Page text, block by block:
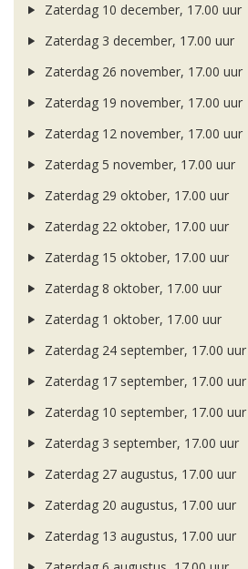
Zaterdag 10 december, 17.00 uur
Zaterdag 3 december, 17.00 uur
Zaterdag 26 november, 17.00 uur
Zaterdag 19 november, 17.00 uur
Zaterdag 12 november, 17.00 uur
Zaterdag 5 november, 17.00 uur
Zaterdag 29 oktober, 17.00 uur
Zaterdag 22 oktober, 17.00 uur
Zaterdag 15 oktober, 17.00 uur
Zaterdag 8 oktober, 17.00 uur
Zaterdag 1 oktober, 17.00 uur
Zaterdag 24 september, 17.00 uur
Zaterdag 17 september, 17.00 uur
Zaterdag 10 september, 17.00 uur
Zaterdag 3 september, 17.00 uur
Zaterdag 27 augustus, 17.00 uur
Zaterdag 20 augustus, 17.00 uur
Zaterdag 13 augustus, 17.00 uur